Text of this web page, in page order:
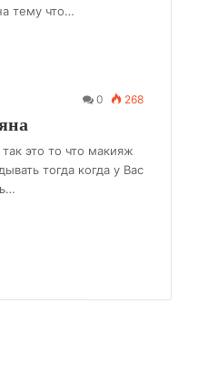
тему что…
0 268
это то что макияж
тогда когда у Вас